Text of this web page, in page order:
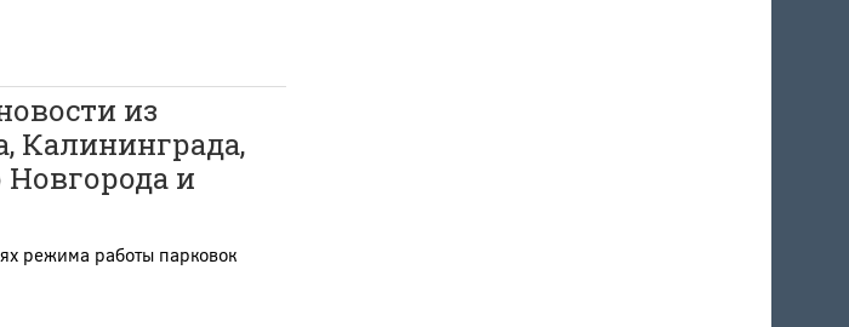
из
Калининграда,
и
режима работы парковок